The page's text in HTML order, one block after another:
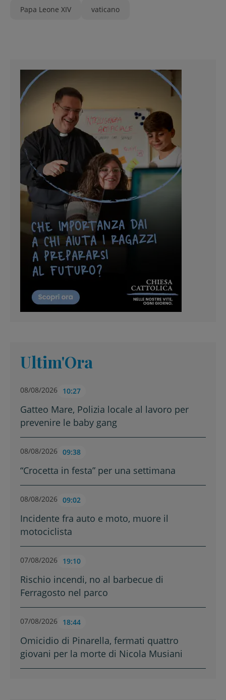
Papa Leone XIV vaticano
Ultim'Ora
08/08/2026 10:27
Gatteo Mare, Polizia locale al lavoro per
prevenire le baby gang
08/08/2026 09:38
“Crocetta in festa” per una settimana
08/08/2026 09:02
Incidente fra auto e moto, muore il
motociclista
07/08/2026 19:10
Rischio incendi, no al barbecue di
Ferragosto nel parco
07/08/2026 18:44
Omicidio di Pinarella, fermati quattro
giovani per la morte di Nicola Musiani